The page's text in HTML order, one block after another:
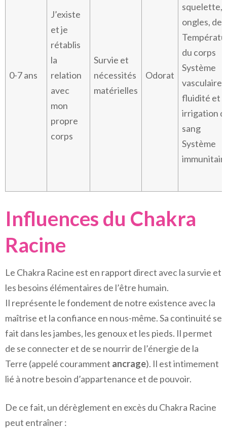
0-7 ans
J’existe
et je
rétablis
la
relation
avec
mon
propre
corps
Survie et
nécessités
matérielles
Odorat
squelette,
ongles,
du corps
Système
vasculaire,
fluidité et
irrigation
sang
Système
Influences du Chakra
Racine
Le Chakra Racine est en rapport direct avec la survie et
les besoins élémentaires de l’être humain.
Il représente le fondement de notre existence avec la
maîtrise et la confiance en nous-même. Sa continuité se
fait dans les jambes, les genoux et les pieds. Il permet
de se connecter et de se nourrir de l’énergie de la
Terre (appelé couramment ancrage). Il est intimement
lié à notre besoin d’appartenance et de pouvoir.
De ce fait, un dérèglement en excès du Chakra Racine
peut entraîner :